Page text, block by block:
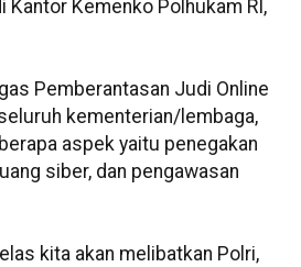
Kemenko Polhukam RI,
Pemberantasan Judi Online
kementerian/lembaga,
aspek yaitu penegakan
siber, dan pengawasan
kita akan melibatkan Polri,